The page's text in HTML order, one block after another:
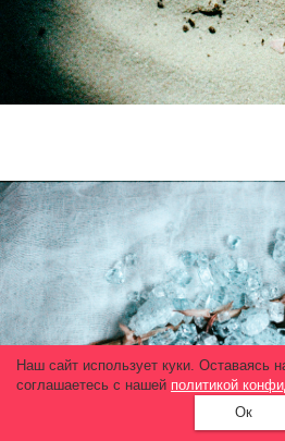
Наш сайт использует куки. Оставаясь
соглашаетесь с нашей политикой
Ок